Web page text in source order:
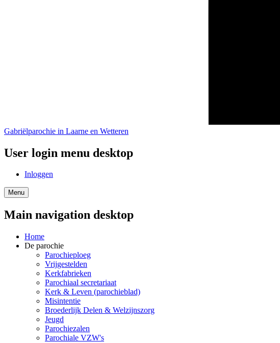
Gabriëlparochie in Laarne en Wetteren
User login menu desktop
Inloggen
Menu
Main navigation desktop
Home
De parochie
Parochieploeg
Vrijgestelden
Kerkfabrieken
Parochiaal secretariaat
Kerk & Leven (parochieblad)
Misintentie
Broederlijk Delen & Welzijnszorg
Jeugd
Parochiezalen
Parochiale VZW's